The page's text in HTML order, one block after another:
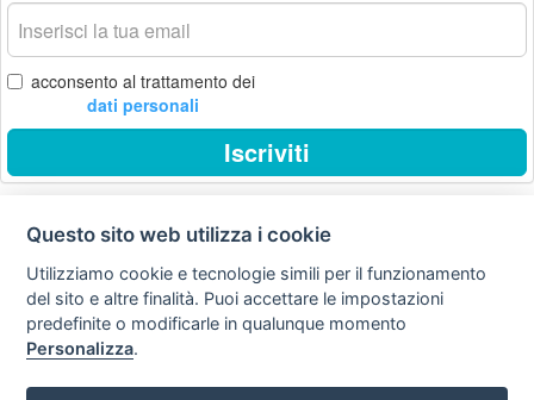
La
tua
email
acconsento al trattamento dei
dati personali
Iscriviti
policy
legale
Preferenze cookie
Copyright © 2008
Questo sito web utilizza i cookie
Utilizziamo cookie e tecnologie simili per il funzionamento
del sito e altre finalità. Puoi accettare le impostazioni
predefinite o modificarle in qualunque momento
Personalizza.